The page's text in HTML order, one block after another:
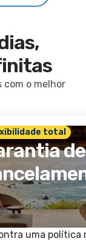
com o melhor
total
de
uma política